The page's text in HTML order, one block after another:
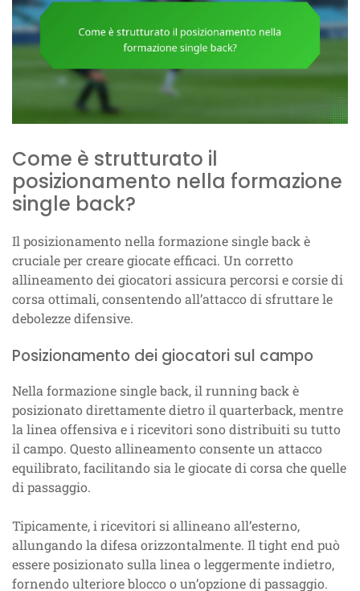
Come è strutturato il
posizionamento nella formazione
single back?
Il posizionamento nella formazione single back è
cruciale per creare giocate efficaci. Un corretto
allineamento dei giocatori assicura percorsi e corsie di
corsa ottimali, consentendo all’attacco di sfruttare le
debolezze difensive.
Posizionamento dei giocatori sul campo
Nella formazione single back, il running back è
posizionato direttamente dietro il quarterback, mentre
la linea offensiva e i ricevitori sono distribuiti su tutto
il campo. Questo allineamento consente un attacco
equilibrato, facilitando sia le giocate di corsa che quelle
di passaggio.
Tipicamente, i ricevitori si allineano all’esterno,
allungando la difesa orizzontalmente. Il tight end può
essere posizionato sulla linea o leggermente indietro,
fornendo ulteriore blocco o un’opzione di passaggio.